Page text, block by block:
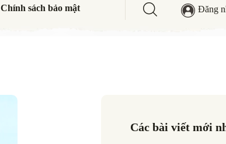
Chính sách bảo mật Đăng
Các bài viết mới